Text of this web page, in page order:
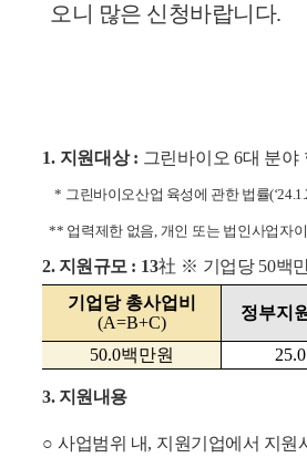
오니 많은 신청바랍니다.
1. 지원대상: 그린바이오6대 분야
* 그린바이오산업 육성에 관한 법률
** 업력제한 없음, 개인 또는 법인사업자
2. 지원규모 : 13社 ※ 기업당 50백
기업당 총사업비
(A=B+C)
정부지
50.0백만원 25.0
3. 지원내용
○사업범위 내, 지원기업에서 지원